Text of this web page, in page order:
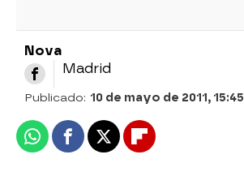
Nova
Madrid
Publicado: 10 de mayo de 2011, 15:45
WhatsappFacebook
X Flipboard